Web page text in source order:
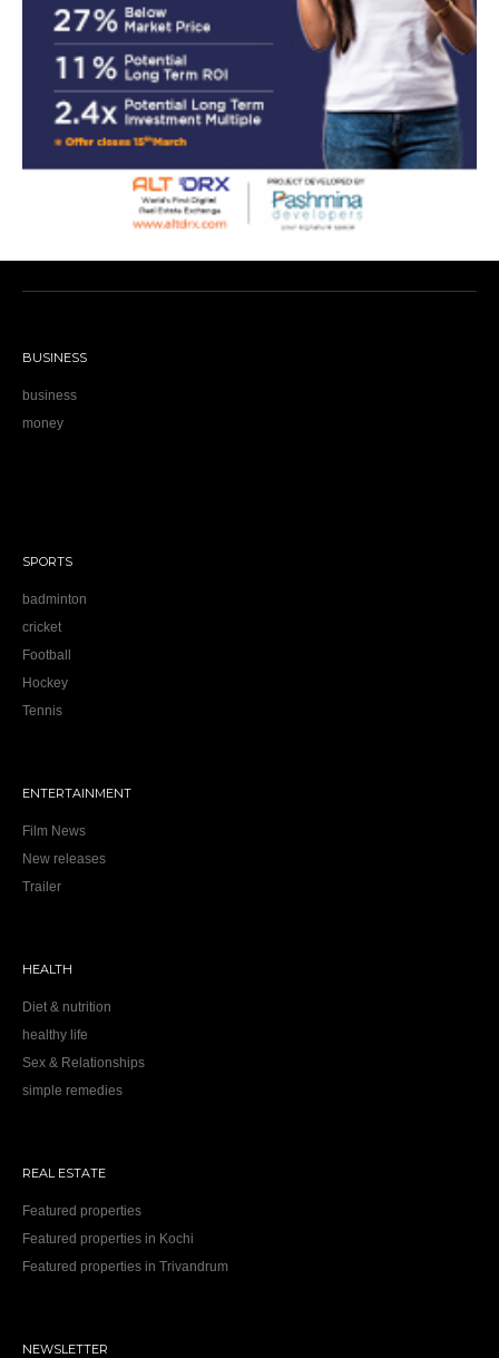
BUSINESS
business
money
SPORTS
badminton
cricket
Football
Hockey
Tennis
ENTERTAINMENT
Film News
New releases
Trailer
HEALTH
Diet & nutrition
healthy life
Sex & Relationships
simple remedies
REAL ESTATE
Featured properties
Featured properties in Kochi
Featured properties in Trivandrum
NEWSLETTER